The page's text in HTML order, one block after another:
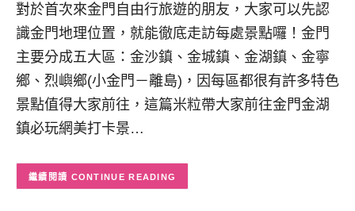
對於首次來金門自由行旅遊的朋友，大家可以先認
識金門地理位置，就能徹底走訪每處景點囉！金門
主要分成五大區：金沙鎮、金城鎮、金湖鎮、金寧
鄉、烈嶼鄉(小金門－離島)，因每區都很有許多特色
景點值得大家前往，這篇米粒帶大家前往金門金湖
鎮必玩網美打卡景…
CONTINUE READING